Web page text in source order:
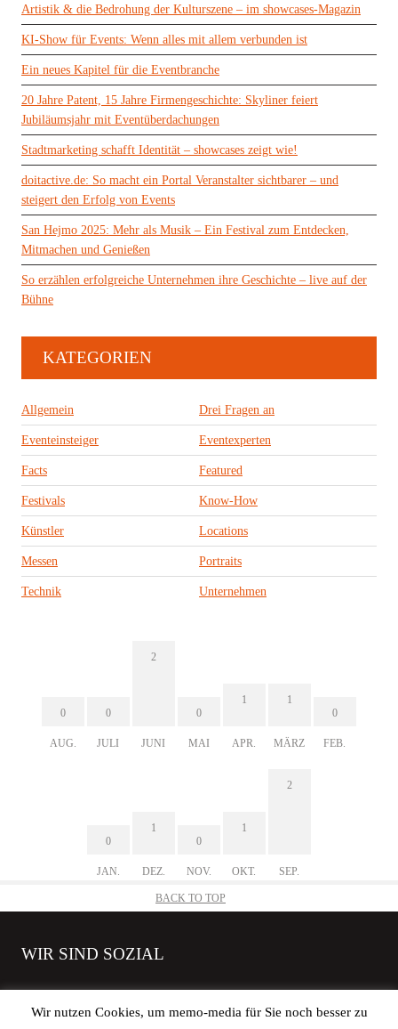
Artistik & die Bedrohung der Kulturszene – im showcases-Magazin
KI-Show für Events: Wenn alles mit allem verbunden ist
Ein neues Kapitel für die Eventbranche
20 Jahre Patent, 15 Jahre Firmengeschichte: Skyliner feiert
Jubiläumsjahr mit Eventüberdachungen
Stadtmarketing schafft Identität – showcases zeigt wie!
doitactive.de: So macht ein Portal Veranstalter sichtbarer – und
steigert den Erfolg von Events
San Hejmo 2025: Mehr als Musik – Ein Festival zum Entdecken,
Mitmachen und Genießen
So erzählen erfolgreiche Unternehmen ihre Geschichte – live auf der
Bühne
KATEGORIEN
Allgemein Drei Fragen an
Eventeinsteiger Eventexperten
Facts Featured
Festivals Know-How
Künstler Locations
Messen Portraits
Technik Unternehmen
0
AUG.
0
JULI
2
JUNI
0
MAI
1
APR.
1
MÄRZ
0
FEB.
0
JAN.
1
DEZ.
0
NOV.
1
OKT.
2
SEP.
BACK TO TOP
WIR SIND SOZIAL
Wir nutzen Cookies, um memo-media für Sie noch besser zu